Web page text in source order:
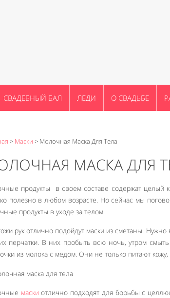
СВАДЕБНЫЙ БАЛ ЛЕДИ О СВАДЬБЕ
> Маски > Молочная Маска Для Тела
МАСКА ДЛЯ
продукты в своем составе содержат целый
полезно в любом возрасте. Но сейчас мы
продукты в уходе за телом.
рук отлично подойдут маски из сметаны.
перчатки. В них пробыть всю ночь, утром
из молока с медом. Они не только питают
маскиотлично подходят для борьбы с